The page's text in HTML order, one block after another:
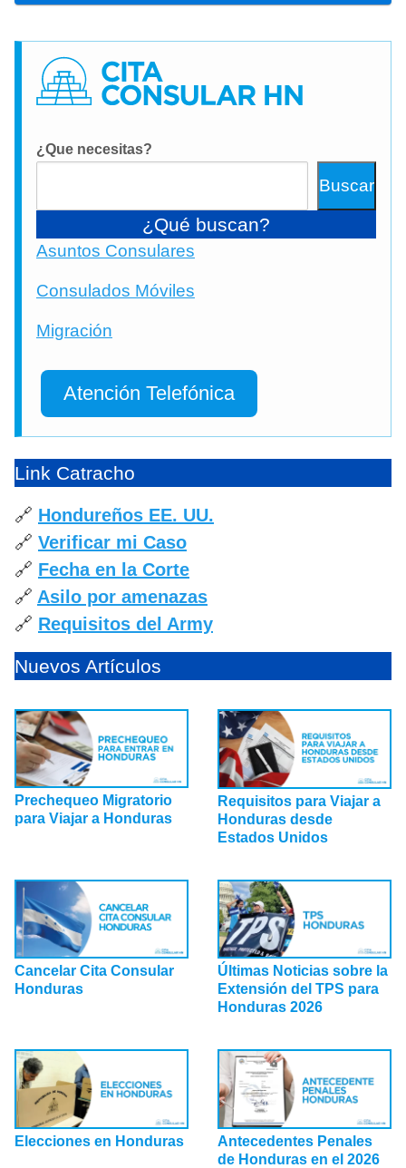
¿Que necesitas?
Buscar
¿Qué buscan?
Asuntos Consulares
Consulados Móviles
Migración
Atención Telefónica
Link Catracho
🔗 Hondureños EE. UU.
🔗 Verificar mi Caso
🔗 Fecha en la Corte
🔗 Asilo por amenazas
🔗 Requisitos del Army
Nuevos Artículos
Prechequeo Migratorio
para Viajar a Honduras
Requisitos para Viajar a
Honduras desde
Estados Unidos
Cancelar Cita Consular
Honduras
Últimas Noticias sobre la
Extensión del TPS para
Honduras 2026
Elecciones en Honduras
Antecedentes Penales
de Honduras en el 2026